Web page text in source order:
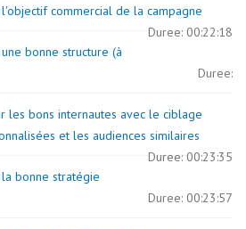
commercial de la campagne
Duree: 00:22:18
bonne structure (à
Duree:
les bons internautes avec le ciblage
et les audiences similaires
Duree: 00:23:35
bonne stratégie
Duree: 00:23:57